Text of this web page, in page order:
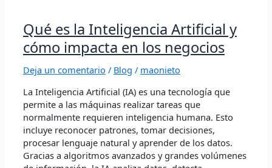
Qué es la Inteligencia Artificial y
cómo impacta en los negocios
Deja un comentario / Blog / maonieto
La Inteligencia Artificial (IA) es una tecnología que
permite a las máquinas realizar tareas que
normalmente requieren inteligencia humana. Esto
incluye reconocer patrones, tomar decisiones,
procesar lenguaje natural y aprender de los datos.
Gracias a algoritmos avanzados y grandes volúmenes
Qué
es
la
Inteligencia
Artificial
y
cómo
impacta
en
los
negocios